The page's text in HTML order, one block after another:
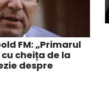
FM: „Primarul
cheița de la
despre